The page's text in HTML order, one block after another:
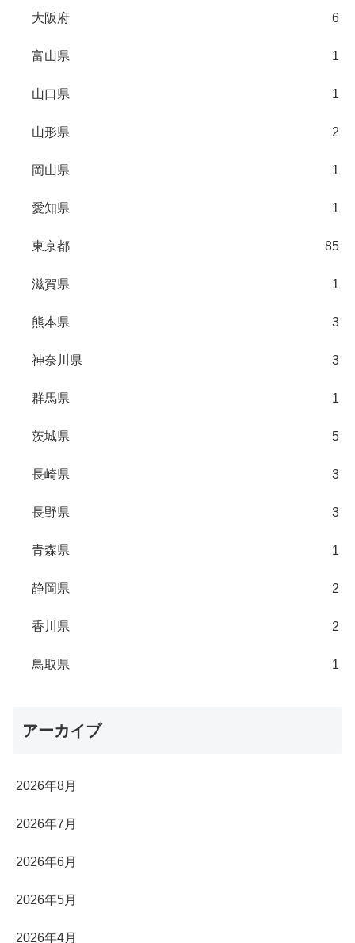
大阪府 6
富山県 1
山口県 1
山形県 2
岡山県 1
愛知県 1
東京都 85
滋賀県 1
熊本県 3
神奈川県 3
群馬県 1
茨城県 5
長崎県 3
長野県 3
青森県 1
静岡県 2
香川県 2
鳥取県 1
アーカイブ
2026年8月
2026年7月
2026年6月
2026年5月
2026年4月